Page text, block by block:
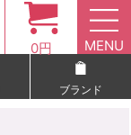
0円 MENU
ブランド